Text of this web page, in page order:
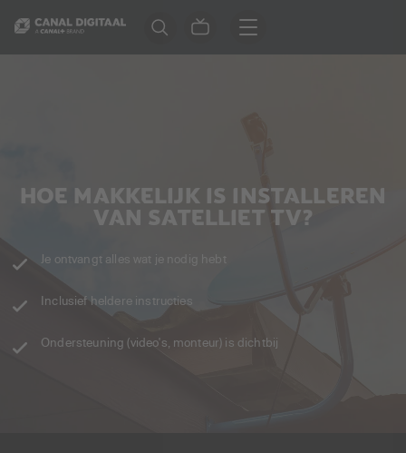
HOE MAKKELIJK IS INSTALLEREN
VAN SATELLIET TV?
Je ontvangt alles wat je nodig hebt
Inclusief heldere instructies
Ondersteuning (video's, monteur) is dichtbij